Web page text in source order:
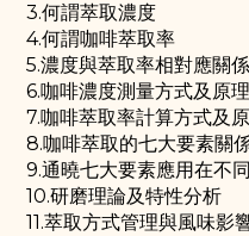
3.何謂萃取濃度
4.何謂咖啡萃取率
5.濃度與萃取率相對應關係
6.咖啡濃度測量方式及原理
7.咖啡萃取率計算方式及
8.咖啡萃取的七大要素關
9.通曉七大要素應用在不
10.研磨理論及特性分析
11.萃取方式管理與風味影